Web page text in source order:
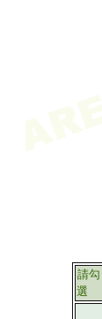
請勾
選